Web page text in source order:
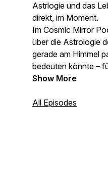
Astrlogie und das
direkt, im Moment.
Im Cosmic Mirror
über die Astrologie
gerade am Himmel
bedeuten könnte –
dich. Nicht als
gerade los ist. Ich
Show More
All Episodes